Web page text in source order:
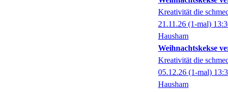
Kreativität die
21.11.26 (1-mal)
Hausham
Weihnachtskekse
Kreativität die
05.12.26 (1-mal)
Hausham